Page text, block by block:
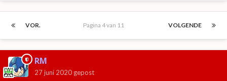
VOR. VOLGENDE
Pagina 4 van 11
RM
27 juni 2020 gepost